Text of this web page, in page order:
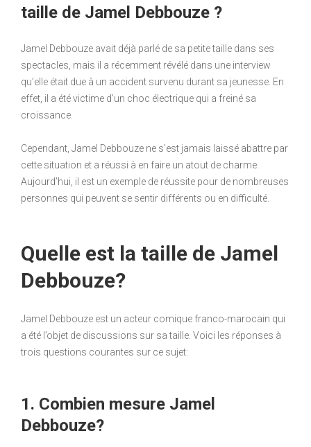
taille de Jamel Debbouze ?
Jamel Debbouze avait déjà parlé de sa petite taille dans ses
spectacles, mais il a récemment révélé dans une interview
qu’elle était due à un accident survenu durant sa jeunesse. En
effet, il a été victime d’un choc électrique qui a freiné sa
croissance.
Cependant, Jamel Debbouze ne s’est jamais laissé abattre par
cette situation et a réussi à en faire un atout de charme.
Aujourd’hui, il est un exemple de réussite pour de nombreuses
personnes qui peuvent se sentir différents ou en difficulté.
Quelle est la taille de Jamel
Debbouze?
Jamel Debbouze est un acteur comique franco-marocain qui
a été l’objet de discussions sur sa taille. Voici les réponses à
trois questions courantes sur ce sujet:
1. Combien mesure Jamel
Debbouze?